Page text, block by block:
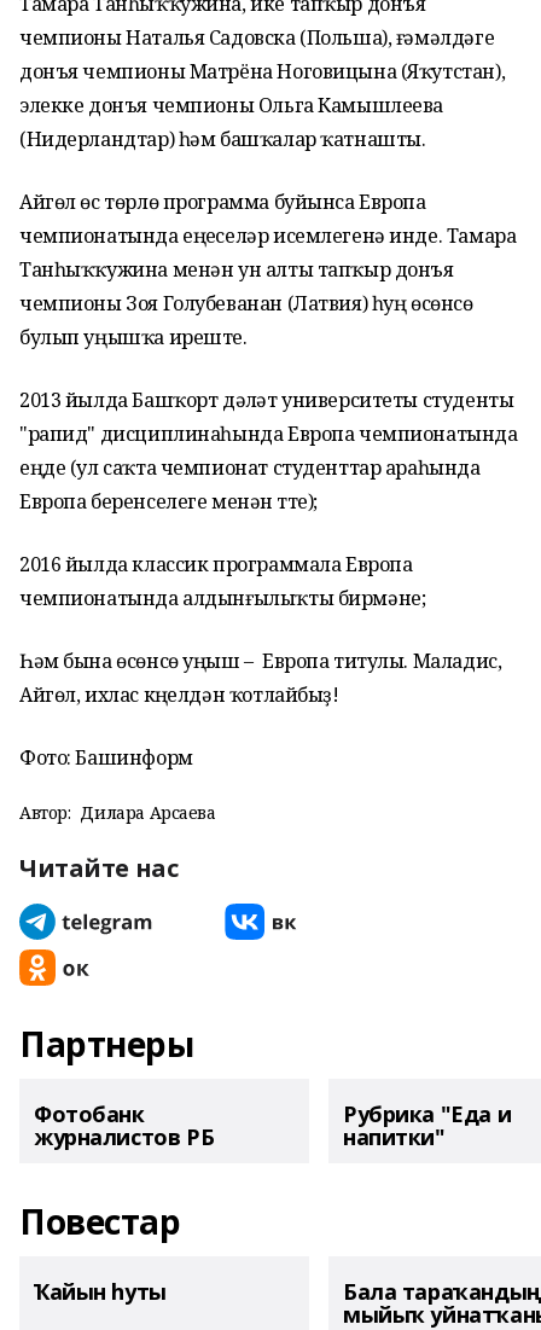
чемпионы Наталья Садовска (Польша), ғәмәлдәге
донъя чемпионы Матрёна Ноговицына (Яҡутстан),
элекке донъя чемпионы Ольга Камышлеева
(Нидерландтар) һәм башҡалар ҡатнашты.
Айгөл өс төрлө программа буйынса Европа
чемпионатында еңеүселәр исемлегенә инде. Тамара
Танһыҡҡужина менән ун алты тапҡыр донъя
чемпионы Зоя Голубеванан (Латвия) һуң өсөнсө
булып уңышҡа иреште.
2013 йылда Башҡорт дәүләт университеты студенты
"рапид" дисциплинаһында Европа чемпионатында
еңде (ул саҡта чемпионат студенттар араһында
Европа беренселеге менән үтте);
2016 йылда классик программала Европа
чемпионатында алдынғылыҡты бирмәне;
Һәм бына өсөнсө уңыш – Европа титулы. Маладис,
Айгөл, ихлас күңелдән ҡотлайбыҙ!
Фото: Башинформ
Автор: Дилара Арсаева
Читайте нас
Партнеры
Фотобанк
журналистов РБ
Рубрика "Еда и
напитки"
Повестар
Ҡайын һуты Бала тараҡандың
мыйыҡ